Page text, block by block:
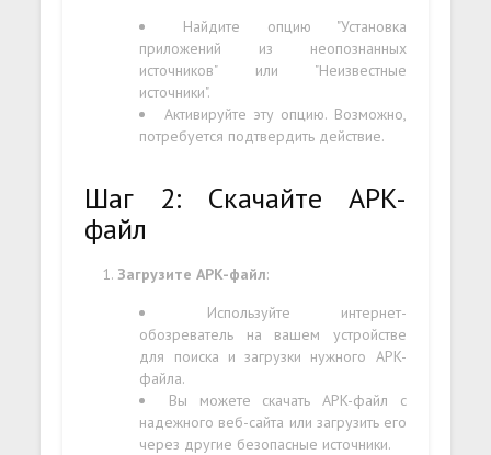
Найдите опцию "Установка
приложений из неопознанных
источников" или "Неизвестные
источники".
Активируйте эту опцию. Возможно,
потребуется подтвердить действие.
Шаг 2: Скачайте APK-
файл
Загрузите APK-файл:
Используйте интернет-
обозреватель на вашем устройстве
для поиска и загрузки нужного APK-
файла.
Вы можете скачать APK-файл с
надежного веб-сайта или загрузить его
через другие безопасные источники.